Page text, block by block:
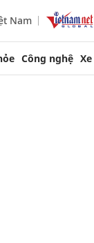
Nam
Công nghệ Xe